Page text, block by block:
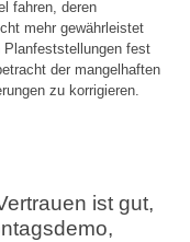
fahren, deren
mehr gewährleistet
fest
der mangelhaften
zu korrigieren.
ist gut,